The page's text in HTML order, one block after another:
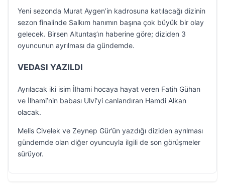
Yeni sezonda Murat Aygen’in kadrosuna katılacağı dizinin
sezon finalinde Salkım hanımın başına çok büyük bir olay
gelecek. Birsen Altuntaş’ın haberine göre; diziden 3
oyuncunun ayrılması da gündemde.
VEDASI YAZILDI
Ayrılacak iki isim İlhami hocaya hayat veren Fatih Gühan
ve İlhami’nin babası Ulvi’yi canlandıran Hamdi Alkan
olacak.
Melis Civelek ve Zeynep Gür’ün yazdığı diziden ayrılması
gündemde olan diğer oyuncuyla ilgili de son görüşmeler
sürüyor.